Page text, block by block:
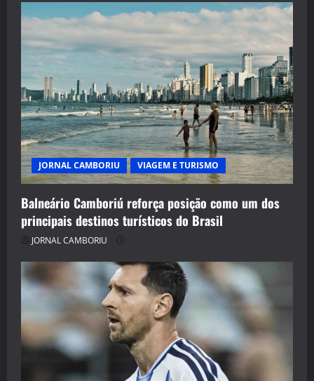
JORNAL CAMBORIU VIAGEM E TURISMO
Balneário Camboriú reforça posição como um dos
principais destinos turísticos do Brasil
JORNAL CAMBORIU